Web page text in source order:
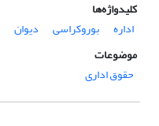
کلیدواژه‌ها
اداره
بوروکراسی دیوان
موضوعات
حقوق اداری